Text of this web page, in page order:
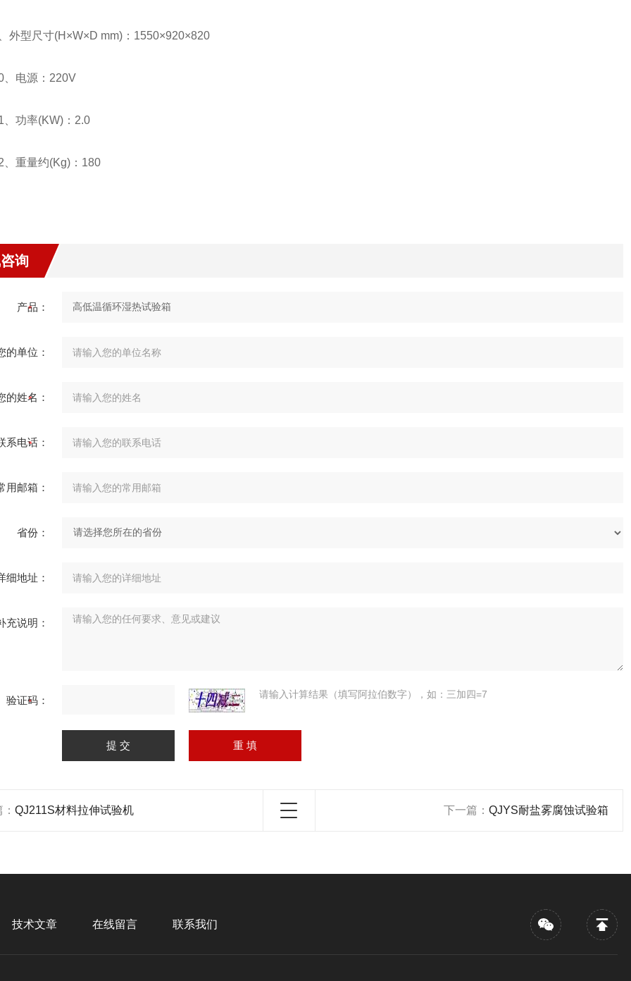
型尺寸(H×W×D mm)：1550×920×820
电源：220V
功率(KW)：2.0
重量约(Kg)：180
询
产品：
的单位：
的姓名：
系电话：
用邮箱：
省份：
细地址：
充说明：
验证码： 请输入计算结果（填写阿拉伯数字），如：三加四=7
QJ211S材料拉伸试验机 下一篇： QJYS耐盐雾腐蚀试验箱
技术文章 在线留言 联系我们